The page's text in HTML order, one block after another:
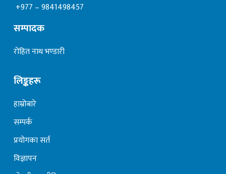
+977 – 9841498457
सम्पादक
रोहित नाथ भण्डारी
लिङ्कहरू
हाम्रोबारे
सम्पर्क
प्रयोगका सर्त
विज्ञापन